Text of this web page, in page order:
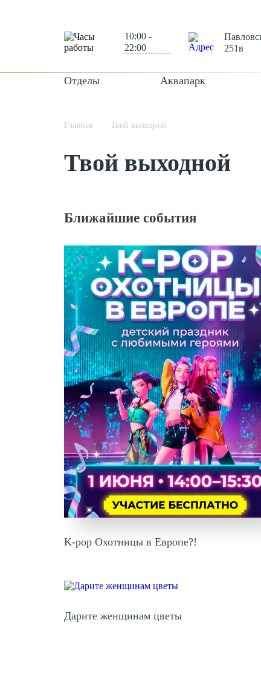
10:00 -
22:00
251в
Отделы Аквапарк
Главная Твой выходной
Твой выходной
Ближайшие события
K-pop Охотницы в Европе?!
Дарите женщинам цветы